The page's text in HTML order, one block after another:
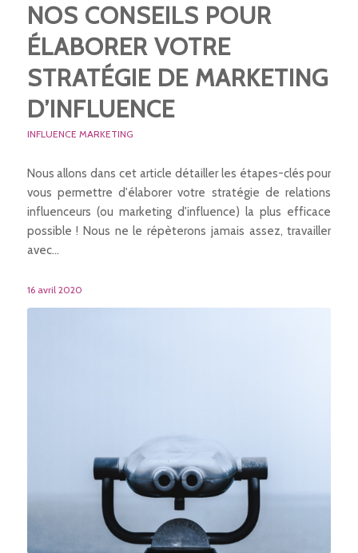
NOS CONSEILS POUR
ÉLABORER VOTRE
STRATÉGIE DE MARKETING
D’INFLUENCE
INFLUENCE MARKETING
Nous allons dans cet article détailler les étapes-clés pour
vous permettre d'élaborer votre stratégie de relations
influenceurs (ou marketing d'influence) la plus efficace
possible ! Nous ne le répèterons jamais assez, travailler
avec…
16 avril 2020